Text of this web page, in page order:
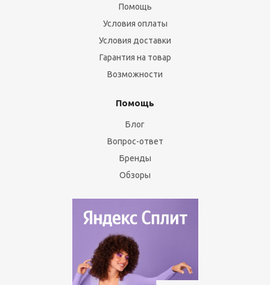
Помощь
Условия оплаты
Условия доставки
Гарантия на товар
Возможности
Помощь
Блог
Вопрос-ответ
Бренды
Обзоры